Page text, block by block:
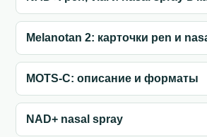
Melanotan 2: карточки pen и
MOTS-C: описание и форматы
NAD+ nasal spray